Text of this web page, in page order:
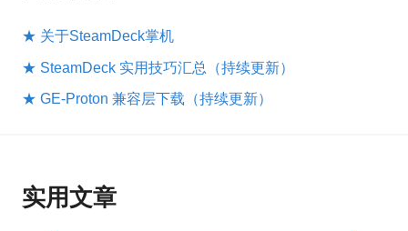
★ 关于SteamDeck掌机
★ SteamDeck 实用技巧汇总（持续更新）
★ GE-Proton 兼容层下载（持续更新）
实用文章